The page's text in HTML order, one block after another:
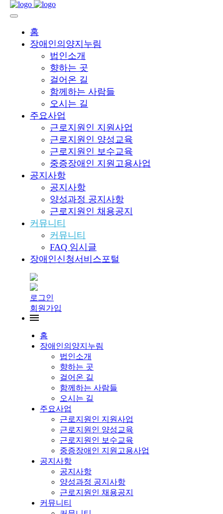
홈
장애인의양지누림
법인소개
향하는 곳
걸어온 길
함께하는 사람들
오시는 길
주요사업
근로지원인 지원사업
근로지원인 양성교육
근로지원인 보수교육
중증장애인 지원고용사업
공지사항
공지사항
양성과정 공지사항
근로지원인 채용공지
커뮤니티
커뮤니티
FAQ 임시글
장애인신청서비스포털
로그인
회원가입
홈
장애인의양지누림
법인소개
향하는 곳
걸어온 길
함께하는 사람들
오시는 길
주요사업
근로지원인 지원사업
근로지원인 양성교육
근로지원인 보수교육
중증장애인 지원고용사업
공지사항
공지사항
양성과정 공지사항
근로지원인 채용공지
커뮤니티